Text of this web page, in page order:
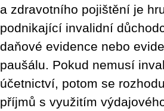
a zdravotního pojištění je
podnikající invalidní
daňové evidence nebo
paušálu. Pokud nemusí
účetnictví, potom se
příjmů s využitím